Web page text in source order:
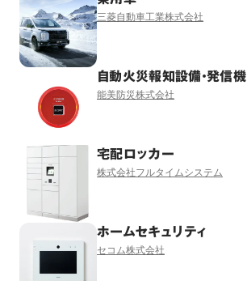
三菱自動車工業株式会社
自動火災報知設備・発信機
能美防災株式会社
宅配ロッカー
株式会社フルタイムシステム
ホームセキュリティ
セコム株式会社